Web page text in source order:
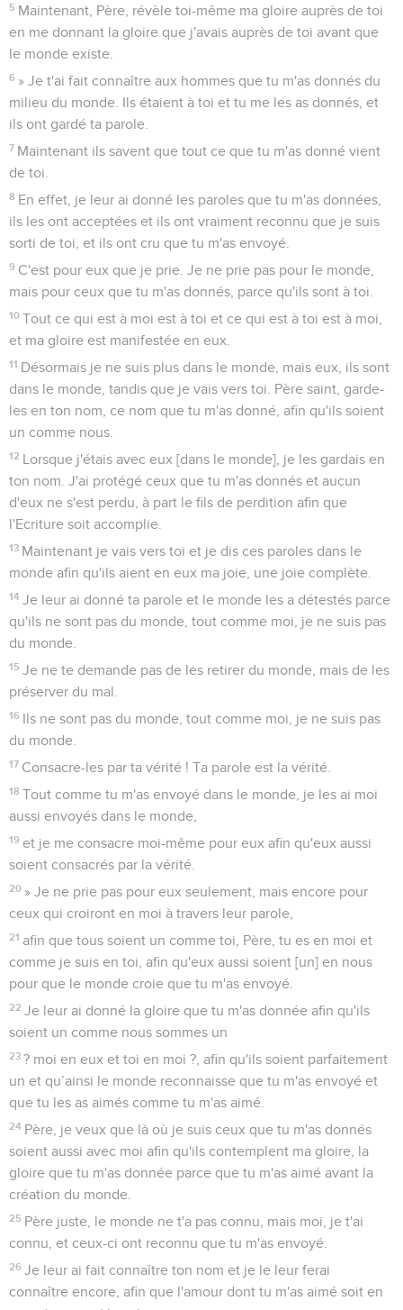
5 Maintenant, Père, révèle toi-même ma gloire auprès de toi
en me donnant la gloire que j'avais auprès de toi avant que
le monde existe.
6 » Je t'ai fait connaître aux hommes que tu m'as donnés du
milieu du monde. Ils étaient à toi et tu me les as donnés, et
ils ont gardé ta parole.
7 Maintenant ils savent que tout ce que tu m'as donné vient
de toi.
8 En effet, je leur ai donné les paroles que tu m'as données,
ils les ont acceptées et ils ont vraiment reconnu que je suis
sorti de toi, et ils ont cru que tu m'as envoyé.
9 C'est pour eux que je prie. Je ne prie pas pour le monde,
mais pour ceux que tu m'as donnés, parce qu'ils sont à toi.
10 Tout ce qui est à moi est à toi et ce qui est à toi est à moi,
et ma gloire est manifestée en eux.
11 Désormais je ne suis plus dans le monde, mais eux, ils sont
dans le monde, tandis que je vais vers toi. Père saint, garde-
les en ton nom, ce nom que tu m'as donné, afin qu'ils soient
un comme nous.
12 Lorsque j'étais avec eux [dans le monde], je les gardais en
ton nom. J'ai protégé ceux que tu m'as donnés et aucun
d'eux ne s'est perdu, à part le fils de perdition afin que
l'Ecriture soit accomplie.
13 Maintenant je vais vers toi et je dis ces paroles dans le
monde afin qu'ils aient en eux ma joie, une joie complète.
14 Je leur ai donné ta parole et le monde les a détestés parce
qu'ils ne sont pas du monde, tout comme moi, je ne suis pas
du monde.
15 Je ne te demande pas de les retirer du monde, mais de les
préserver du mal.
16 Ils ne sont pas du monde, tout comme moi, je ne suis pas
du monde.
17 Consacre-les par ta vérité ! Ta parole est la vérité.
18 Tout comme tu m'as envoyé dans le monde, je les ai moi
aussi envoyés dans le monde,
19 et je me consacre moi-même pour eux afin qu'eux aussi
soient consacrés par la vérité.
20 » Je ne prie pas pour eux seulement, mais encore pour
ceux qui croiront en moi à travers leur parole,
21 afin que tous soient un comme toi, Père, tu es en moi et
comme je suis en toi, afin qu'eux aussi soient [un] en nous
pour que le monde croie que tu m'as envoyé.
22 Je leur ai donné la gloire que tu m'as donnée afin qu'ils
soient un comme nous sommes un
23 ? moi en eux et toi en moi ?, afin qu'ils soient parfaitement
un et qu’ainsi le monde reconnaisse que tu m'as envoyé et
que tu les as aimés comme tu m'as aimé.
24 Père, je veux que là où je suis ceux que tu m'as donnés
soient aussi avec moi afin qu'ils contemplent ma gloire, la
gloire que tu m'as donnée parce que tu m'as aimé avant la
création du monde.
25 Père juste, le monde ne t'a pas connu, mais moi, je t'ai
connu, et ceux-ci ont reconnu que tu m'as envoyé.
26 Je leur ai fait connaître ton nom et je le leur ferai
connaître encore, afin que l'amour dont tu m'as aimé soit en